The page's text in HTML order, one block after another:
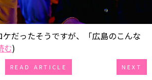
だったそうですが、「広島のこんな
む)
READ ARTICLE NEXT